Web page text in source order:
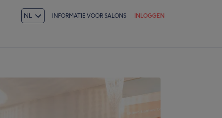
NL INFORMATIE VOOR SALONS INLOGGEN